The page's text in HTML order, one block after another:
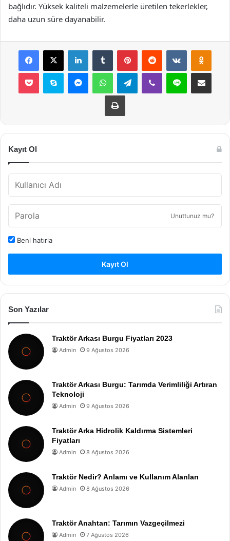
bağlıdır. Yüksek kaliteli malzemelerle üretilen tekerlekler,
daha uzun süre dayanabilir.
Facebook
X LinkedInTumblr PinterestReddit VKontakte
Pocket Skype MessengerWhatsAppTelegramViber Line E-Posta ile
Yazdır
Kayıt Ol
Unuttunuz mu?
Beni hatırla
Kayıt Ol
Son Yazılar
Traktör Arkası Burgu Fiyatları 2023
Admin 9 Ağustos 2026
Traktör Arkası Burgu: Tarımda Verimliliği Artıran
Teknoloji
Admin 9 Ağustos 2026
Traktör Arka Hidrolik Kaldırma Sistemleri
Fiyatları
Admin 8 Ağustos 2026
Traktör Nedir? Anlamı ve Kullanım Alanları
Admin 8 Ağustos 2026
Traktör Anahtarı: Tarımın Vazgeçilmezi
Admin 7 Ağustos 2026